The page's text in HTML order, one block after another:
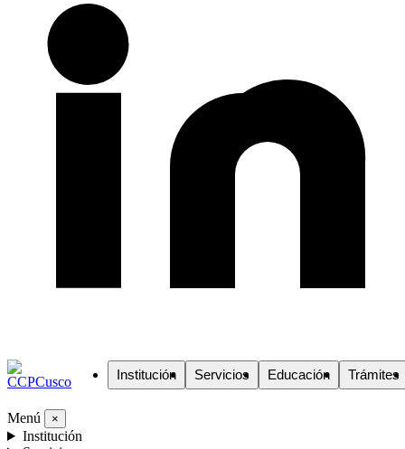
Institución Servicios Educación Trámites
Menú ×
Institución